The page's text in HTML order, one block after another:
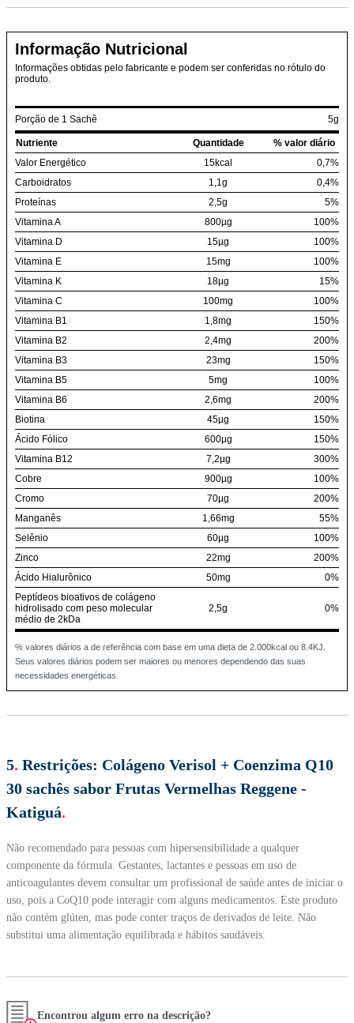
Informação Nutricional
Informações obtidas pelo fabricante e podem ser conferidas no rótulo do
produto.
Porção de 1 Sachê 5g
Nutriente Quantidade
% valor diário
Valor Energético
15kcal
0,7%
Carboidratos
1,1g
0,4%
Proteínas
2,5g
5%
Vitamina A
800µg
100%
Vitamina D
15µg
100%
Vitamina E
15mg
100%
Vitamina K
18µg
15%
Vitamina C
100mg
100%
Vitamina B1
1,8mg
150%
Vitamina B2
2,4mg
200%
Vitamina B3
23mg
150%
Vitamina B5
5mg
100%
Vitamina B6
2,6mg
200%
Biotina
45µg
150%
Ácido Fólico
600µg
150%
Vitamina B12
7,2µg
300%
Cobre
900µg
100%
Cromo
70µg
200%
Manganês
1,66mg
55%
Selênio
60µg
100%
Zinco
22mg
200%
Ácido Hialurônico
50mg
0%
Peptídeos bioativos de colágeno
hidrolisado com peso molecular
médio de 2kDa
2,5g 0%
% valores diários a de referência com base em uma dieta de 2.000kcal ou 8.4KJ.
Seus valores diários podem ser maiores ou menores dependendo das suas
necessidades energéticas.
5. Restrições: Colágeno Verisol + Coenzima Q10
30 sachês sabor Frutas Vermelhas Reggene -
Katiguá.
Não recomendado para pessoas com hipersensibilidade a qualquer
componente da fórmula. Gestantes, lactantes e pessoas em uso de
anticoagulantes devem consultar um profissional de saúde antes de iniciar o
uso, pois a CoQ10 pode interagir com alguns medicamentos. Este produto
não contém glúten, mas pode conter traços de derivados de leite. Não
substitui uma alimentação equilibrada e hábitos saudáveis.
Encontrou algum erro na descrição?